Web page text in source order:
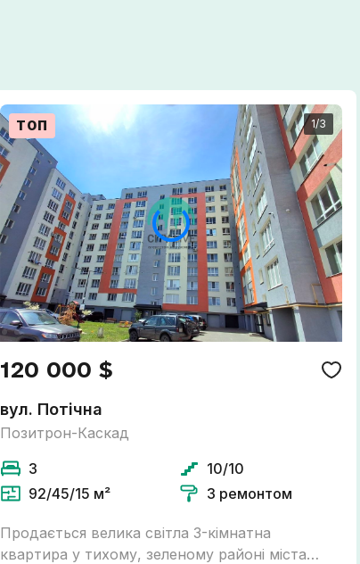
ТОП 1/3
120 000 $
вул. Потічна
Позитрон-Каскад
3
10/10
92/45/15 м²
З ремонтом
Продається велика світла 3-кімнатна
квартира у тихому, зеленому районі міста